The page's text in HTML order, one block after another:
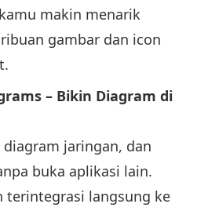
makin menarik
gambar dan icon
– Bikin Diagram di
jaringan, dan
buka aplikasi lain.
terintegrasi langsung ke